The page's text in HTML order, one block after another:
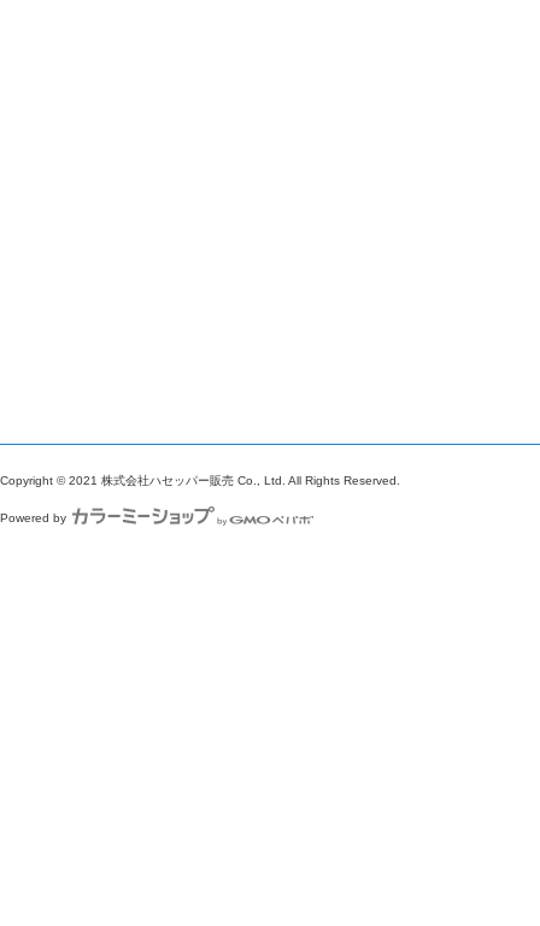
Copyright © 2021 株式会社ハセッパー販売 Co., Ltd. All Rights Reserved.
Powered by